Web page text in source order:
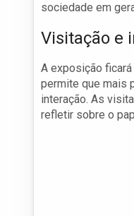
sociedade em
Visitação e
A exposição
permite que mais
interação. As
refletir sobre o